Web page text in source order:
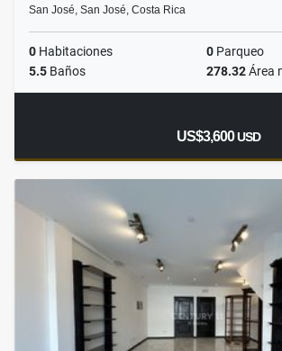
San José, San José, Costa Rica
0 Habitaciones 0 Parqueo
5.5 Baños 278.32Área
US$3,600USD